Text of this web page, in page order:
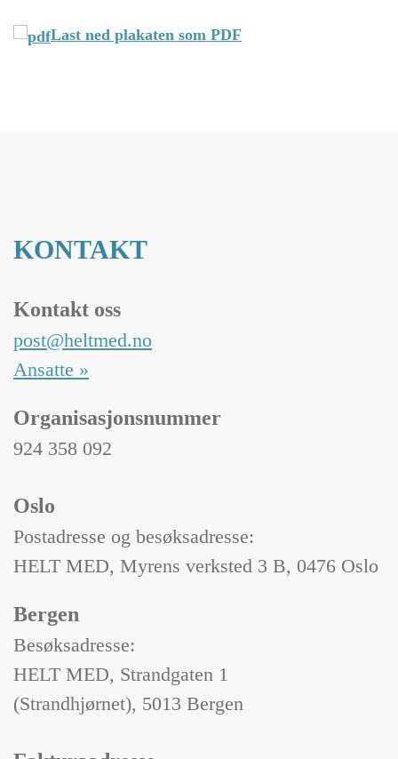
Last ned plakaten som PDF
KONTAKT
Kontakt oss
post@heltmed.no
Ansatte »
Organisasjonsnummer
924 358 092
Oslo
Postadresse og besøksadresse:
HELT MED, Myrens verksted 3 B, 0476 Oslo
Bergen
Besøksadresse:
HELT MED, Strandgaten 1
(Strandhjørnet), 5013 Bergen